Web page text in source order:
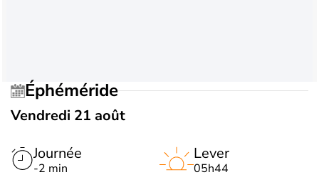
Éphéméride
Vendredi 21 août
Journée
-2 min
Lever
05h44